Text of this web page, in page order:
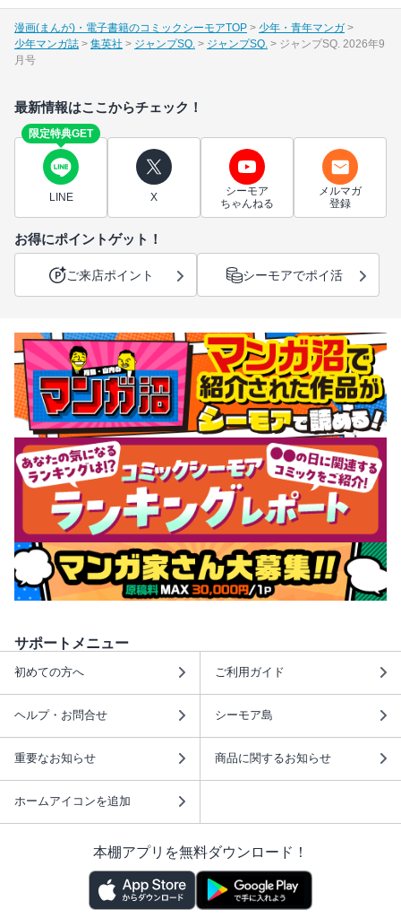
漫画(まんが)・電子書籍のコミックシーモアTOP
少年・青年マンガ
少年マンガ誌
集英社 ジャンプSQ. ジャンプSQ.
ジャンプSQ. 2026年9
月号
最新情報はここからチェック！
限定特典GET
LINE X
シーモア
ちゃんねる
メルマガ
登録
お得にポイントゲット！
ご来店ポイント シーモアでポイ活
サポートメニュー
初めての方へ ご利用ガイド
ヘルプ・お問合せ シーモア島
重要なお知らせ 商品に関するお知らせ
ホームアイコンを追加
本棚アプリを無料ダウンロード！